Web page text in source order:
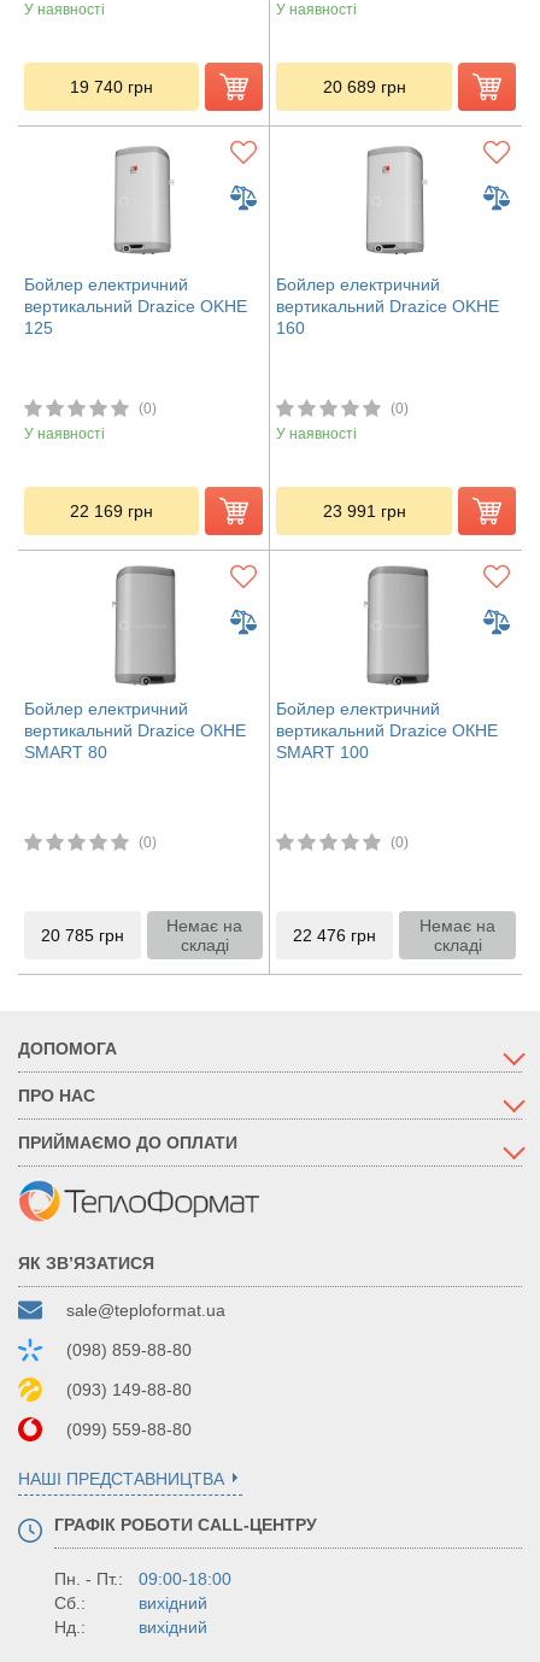
У наявності
19 740 грн
У наявності
20 689 грн
Бойлер електричний
вертикальний Drazice OKHE
125
(0)
У наявності
22 169 грн
Бойлер електричний
вертикальний Drazice OKHE
160
(0)
У наявності
23 991 грн
Бойлер електричний
вертикальний Drazice ОКHE
SMART 80
(0)
20 785 грн
Немає на
складі
Бойлер електричний
вертикальний Drazice ОКHE
SMART 100
(0)
22 476 грн
Немає на
складі
ДОПОМОГА
ПРО НАС
ПРИЙМАЄМО ДО ОПЛАТИ
ЯК ЗВ’ЯЗАТИСЯ
sale@teploformat.ua
(098) 859-88-80
(093) 149-88-80
(099) 559-88-80
НАШІ ПРЕДСТАВНИЦТВА
ГРАФІК РОБОТИ CALL-ЦЕНТРУ
Пн. - Пт.:
09:00-18:00
Сб.:
вихідний
Нд.:
вихідний